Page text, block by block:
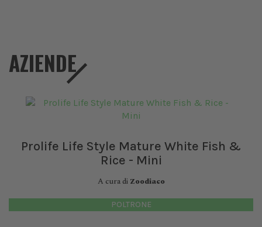
AZIENDE
Prolife Life Style Mature White Fish &
Rice - Mini
A cura di Zoodiaco
POLTRONE